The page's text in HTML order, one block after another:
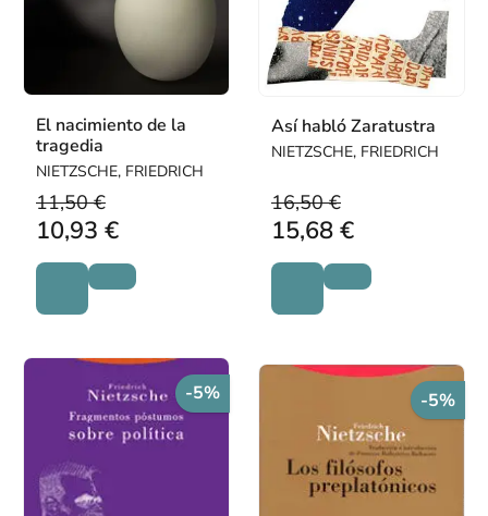
El nacimiento de la
tragedia
NIETZSCHE, FRIEDRICH
11,50 €
10,93 €
Así habló Zaratustra
NIETZSCHE, FRIEDRICH
16,50 €
15,68 €
-5% -5%